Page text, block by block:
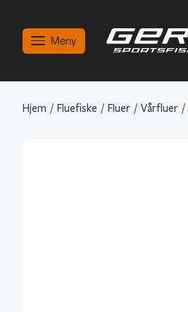
Meny
Hjem / Fluefiske / Fluer / Vårfluer /